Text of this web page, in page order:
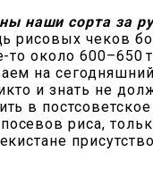
наши сорта за
рисовых чеков
около 600–650
на
и знать не
в постсоветское
риса,